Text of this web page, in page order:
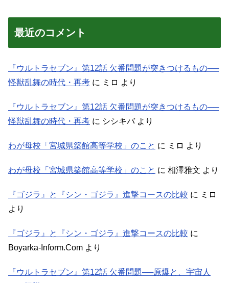
最近のコメント
『ウルトラセブン』第12話 欠番問題が突きつけるもの──
怪獣乱舞の時代・再考 に ミロ より
『ウルトラセブン』第12話 欠番問題が突きつけるもの──
怪獣乱舞の時代・再考 に シシキバより
わが母校「宮城県築館高等学校」のこと に ミロ より
わが母校「宮城県築館高等学校」のこと に 相澤雅文 より
『ゴジラ』と『シン・ゴジラ』進撃コースの比較 に ミロ
より
『ゴジラ』と『シン・ゴジラ』進撃コースの比較 に
Boyarka-Inform.Com より
『ウルトラセブン』第12話 欠番問題──原爆と、宇宙人